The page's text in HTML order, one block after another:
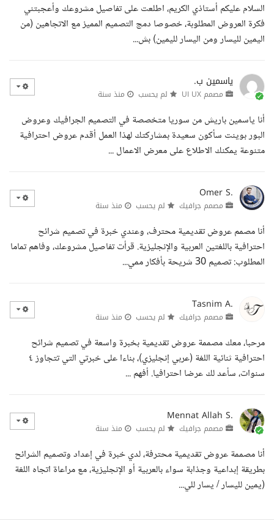
السلام عليكم أستاذي الكريم، اطلعت على تفاصيل مشروعك وأعجبتني
فكرة العروض المطلوبة، خصوصا دمج التصميم المميز مع الاتجاهين (من
اليمين لليسار ومن اليسار لليمين) بش...
ياسمين ب.
مصمم UI UX لم يحسب منذ سنة
أنا ياسمين باريش من سوريا متخصصة في التصميم الجرافيك وعروض
البور بوينت سأكون سعيدة بمشاركتك لهذا العمل أقدم عروض احترافية
متنوعة يمكنك الاطلاع على معرض الاعمال ...
Omer S.
مصمم جرافيك لم يحسب منذ سنة
أنا مصمم عروض تقديمية محترف، وعندي خبرة في تصميم شرائح
احترافية باللغتين العربية والإنجليزية. قرأت تفاصيل مشروعك، وفاهم تماما
المطلوب: تصميم 30 شريحة بأفكار ممي...
Tasnim A.
مصمم جرافيك لم يحسب منذ سنة
مرحبا، معك مصممة عروض تقديمية بخبرة واسعة في تصميم شرائح
احترافية ثنائية اللغة (عربي إنجليزي)، بناءا على خبرتي التي تتجاوز ٤
سنوات، سأعد لك عرضا احترافيا. أفهم ...
Mennat Allah S.
مصمم جرافيك لم يحسب منذ سنة
أنا مصممة عروض تقديمية محترفة، لدي خبرة في إعداد وتصميم الشرائح
بطريقة إبداعية وجذابة سواء بالعربية أو الإنجليزية، مع مراعاة اتجاه اللغة
(يمين لليسار / يسار للي...